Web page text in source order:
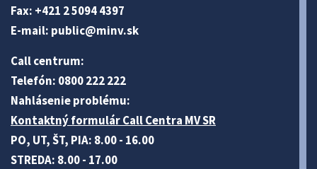
Fax: +421 2 5094 4397
E-mail: public@minv.sk
Call centrum:
Telefón: 0800 222 222
Nahlásenie problému:
Kontaktný formulár Call Centra MV SR
PO, UT, ŠT, PIA: 8.00 - 16.00
STREDA: 8.00 - 17.00